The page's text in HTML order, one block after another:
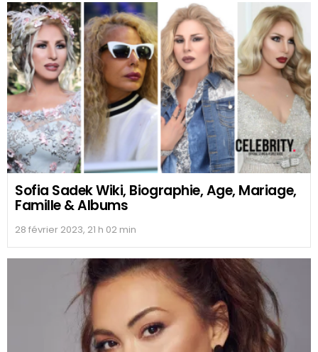
Sofia Sadek Wiki, Biographie, Age, Mariage,
Famille & Albums
28 février 2023, 21 h 02 min